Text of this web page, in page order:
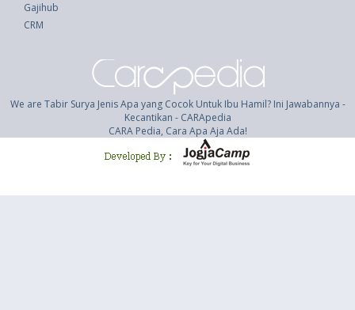
Gajihub
CRM
We are Tabir Surya Jenis Apa yang Cocok Untuk Ibu Hamil? Ini Jawabannya -
Kecantikan - CARApedia
CARA Pedia, Cara Apa Aja Ada!